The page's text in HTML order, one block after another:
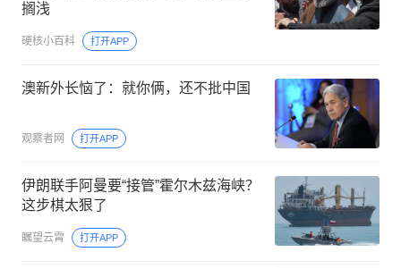
搁浅
硬核小百科 打开APP
澳新外长恼了：就你俩，还不批中国
观察者网 打开APP
伊朗联手阿曼要“接管”霍尔木兹海峡？
这步棋太狠了
瞩望云霄 打开APP